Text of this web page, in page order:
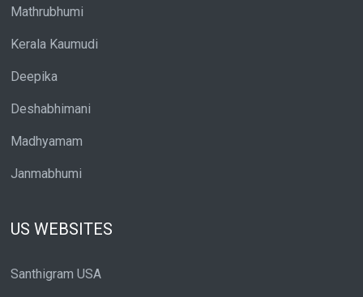
Mathrubhumi
Kerala Kaumudi
Deepika
Deshabhimani
Madhyamam
Janmabhumi
US WEBSITES
Santhigram USA